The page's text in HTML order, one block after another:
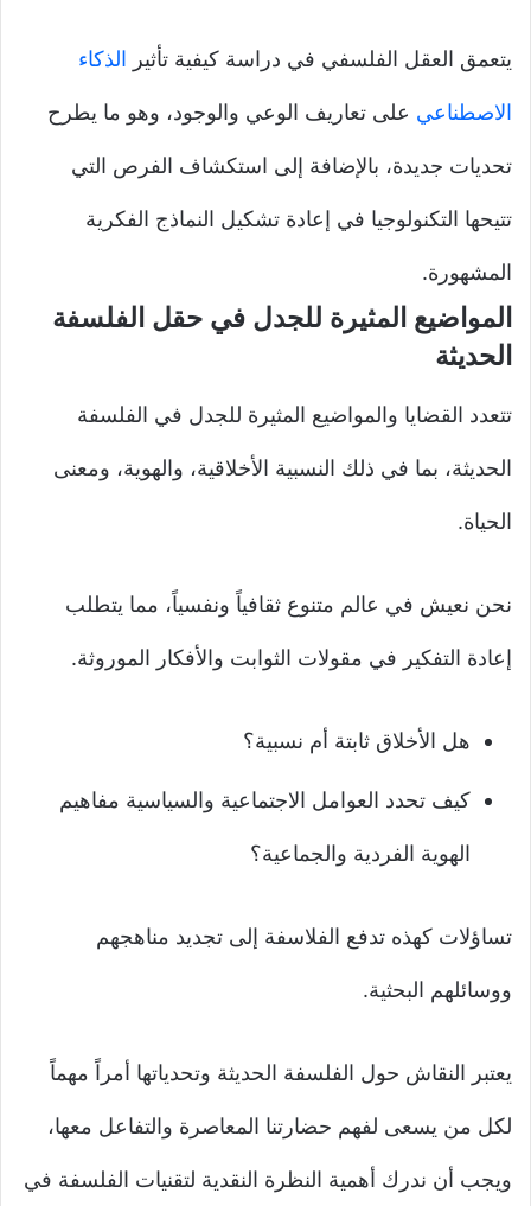
يتعمق العقل الفلسفي في دراسة كيفية تأثير الذكاء
الاصطناعي على تعاريف الوعي والوجود، وهو ما يطرح
تحديات جديدة، بالإضافة إلى استكشاف الفرص التي
تتيحها التكنولوجيا في إعادة تشكيل النماذج الفكرية
المشهورة.
المواضيع المثيرة للجدل في حقل الفلسفة
الحديثة
تتعدد القضايا والمواضيع المثيرة للجدل في الفلسفة
الحديثة، بما في ذلك النسبية الأخلاقية، والهوية، ومعنى
الحياة.
نحن نعيش في عالم متنوع ثقافياً ونفسياً، مما يتطلب
إعادة التفكير في مقولات الثوابت والأفكار الموروثة.
هل الأخلاق ثابتة أم نسبية؟
كيف تحدد العوامل الاجتماعية والسياسية مفاهيم
الهوية الفردية والجماعية؟
تساؤلات كهذه تدفع الفلاسفة إلى تجديد مناهجهم
ووسائلهم البحثية.
يعتبر النقاش حول الفلسفة الحديثة وتحدياتها أمراً مهماً
لكل من يسعى لفهم حضارتنا المعاصرة والتفاعل معها،
ويجب أن ندرك أهمية النظرة النقدية لتقنيات الفلسفة في